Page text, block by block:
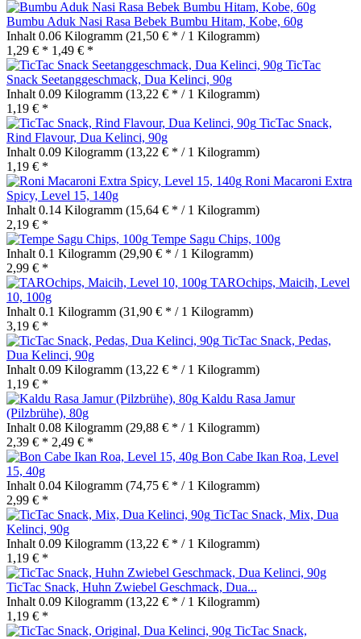
Bumbu Aduk Nasi Rasa Bebek Bumbu Hitam, Kobe, 60g
Inhalt 0.06 Kilogramm (21,50 € * / 1 Kilogramm)
1,29 € * 1,49 € *
TicTac
Snack Seetanggeschmack, Dua Kelinci, 90g
Inhalt 0.09 Kilogramm (13,22 € * / 1 Kilogramm)
1,19 € *
TicTac Snack,
Rind Flavour, Dua Kelinci, 90g
Inhalt 0.09 Kilogramm (13,22 € * / 1 Kilogramm)
1,19 € *
Roni Macaroni Extra
Spicy, Level 15, 140g
Inhalt 0.14 Kilogramm (15,64 € * / 1 Kilogramm)
2,19 € *
Tempe Sagu Chips, 100g
Inhalt 0.1 Kilogramm (29,90 € * / 1 Kilogramm)
2,99 € *
TAROchips, Maicih, Level
10, 100g
Inhalt 0.1 Kilogramm (31,90 € * / 1 Kilogramm)
3,19 € *
TicTac Snack, Pedas,
Dua Kelinci, 90g
Inhalt 0.09 Kilogramm (13,22 € * / 1 Kilogramm)
1,19 € *
Kaldu Rasa Jamur
(Pilzbrühe), 80g
Inhalt 0.08 Kilogramm (29,88 € * / 1 Kilogramm)
2,39 € * 2,49 € *
Bon Cabe Ikan Roa, Level
15, 40g
Inhalt 0.04 Kilogramm (74,75 € * / 1 Kilogramm)
2,99 € *
TicTac Snack, Mix, Dua
Kelinci, 90g
Inhalt 0.09 Kilogramm (13,22 € * / 1 Kilogramm)
1,19 € *
TicTac Snack, Huhn Zwiebel Geschmack, Dua...
Inhalt 0.09 Kilogramm (13,22 € * / 1 Kilogramm)
1,19 € *
TicTac Snack,